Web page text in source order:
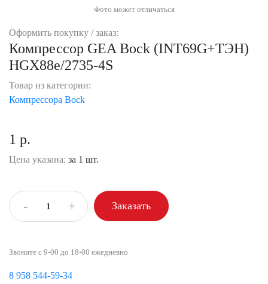
Фото может отличаться
Оформить покупку / заказ:
Компрессор GEA Bock (INT69G+ТЭН)
HGX88e/2735-4S
Товар из категории:
Компрессора Bock
1 р.
Цена указана: за 1 шт.
- + Заказать
Звоните с 9-00 до 18-00 ежедневно
8 958 544-59-34